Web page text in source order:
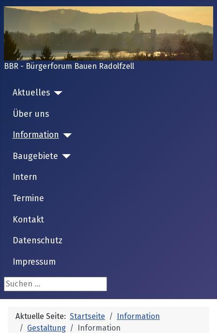
BBR - Bürgerforum Bauen Radolfzell
Aktuelles
Über uns
Information
Baugebiete
Intern
Termine
Kontakt
Datenschutz
Impressum
Suchen ...
Aktuelle Seite: Startseite
Information
Gestaltung
Information